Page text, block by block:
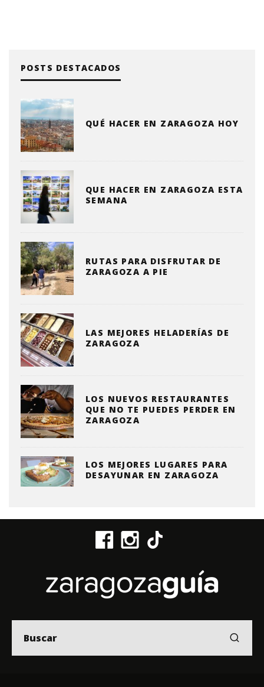
POSTS DESTACADOS
QUÉ HACER EN ZARAGOZA HOY
QUE HACER EN ZARAGOZA ESTA
SEMANA
RUTAS PARA DISFRUTAR DE
ZARAGOZA A PIE
LAS MEJORES HELADERÍAS DE
ZARAGOZA
LOS NUEVOS RESTAURANTES
QUE NO TE PUEDES PERDER EN
ZARAGOZA
LOS MEJORES LUGARES PARA
DESAYUNAR EN ZARAGOZA